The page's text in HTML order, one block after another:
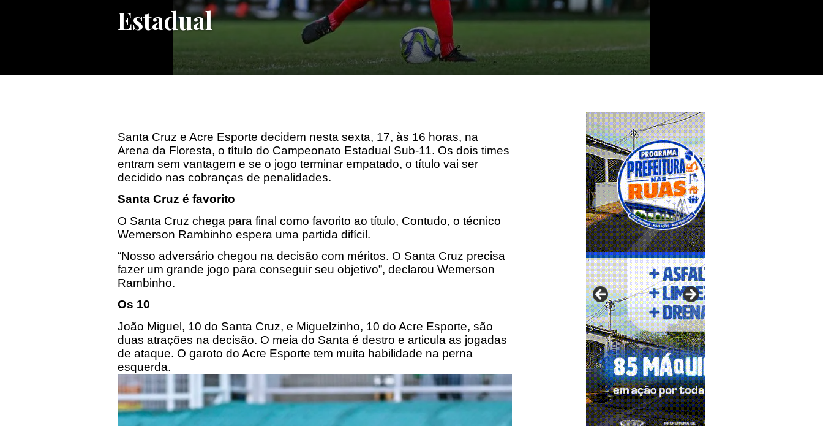
Estadual
Santa Cruz e Acre Esporte decidem nesta sexta, 17, às 16 horas, na
Arena da Floresta, o título do Campeonato Estadual Sub-11. Os dois times
entram sem vantagem e se o jogo terminar empatado, o título vai ser
decidido nas cobranças de penalidades.
Santa Cruz é favorito
O Santa Cruz chega para final como favorito ao título, Contudo, o técnico
Wemerson Rambinho espera uma partida difícil.
“Nosso adversário chegou na decisão com méritos. O Santa Cruz precisa
fazer um grande jogo para conseguir seu objetivo”, declarou Wemerson
Rambinho.
Os 10
João Miguel, 10 do Santa Cruz, e Miguelzinho, 10 do Acre Esporte, são
duas atrações na decisão. O meia do Santa é destro e articula as jogadas
de ataque. O garoto do Acre Esporte tem muita habilidade na perna
esquerda.